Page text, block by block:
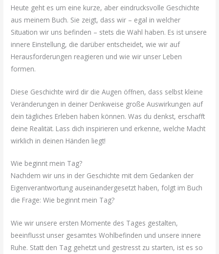
Heute geht es um eine kurze, aber eindrucksvolle Geschichte
aus meinem Buch. Sie zeigt, dass wir – egal in welcher
Situation wir uns befinden – stets die Wahl haben. Es ist unsere
innere Einstellung, die darüber entscheidet, wie wir auf
Herausforderungen reagieren und wie wir unser Leben
formen.
Diese Geschichte wird dir die Augen öffnen, dass selbst kleine
Veränderungen in deiner Denkweise große Auswirkungen auf
dein tägliches Erleben haben können. Was du denkst, erschafft
deine Realität. Lass dich inspirieren und erkenne, welche Macht
wirklich in deinen Händen liegt!
Wie beginnt mein Tag?
Nachdem wir uns in der Geschichte mit dem Gedanken der
Eigenverantwortung auseinandergesetzt haben, folgt im Buch
die Frage: Wie beginnt mein Tag?
Wie wir unsere ersten Momente des Tages gestalten,
beeinflusst unser gesamtes Wohlbefinden und unsere innere
Ruhe. Statt den Tag gehetzt und gestresst zu starten, ist es so